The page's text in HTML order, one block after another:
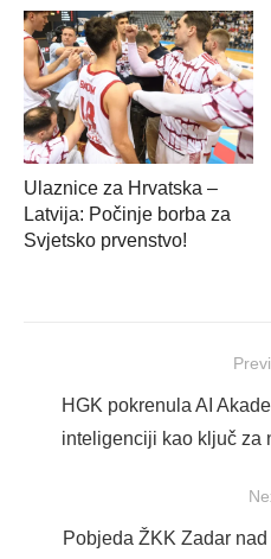
Ulaznice za Hrvatska –
Latvija: Počinje borba za
Svjetsko prvenstvo!
objava
Previous
post:
HGK pokrenula AI
inteligenciji kao ključ za
NextPobjeda ŽKK Zadar